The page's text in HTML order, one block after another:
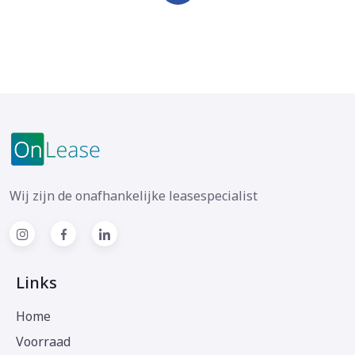
Wij zijn de onafhankelijke leasespecialist
Links
Home
Voorraad